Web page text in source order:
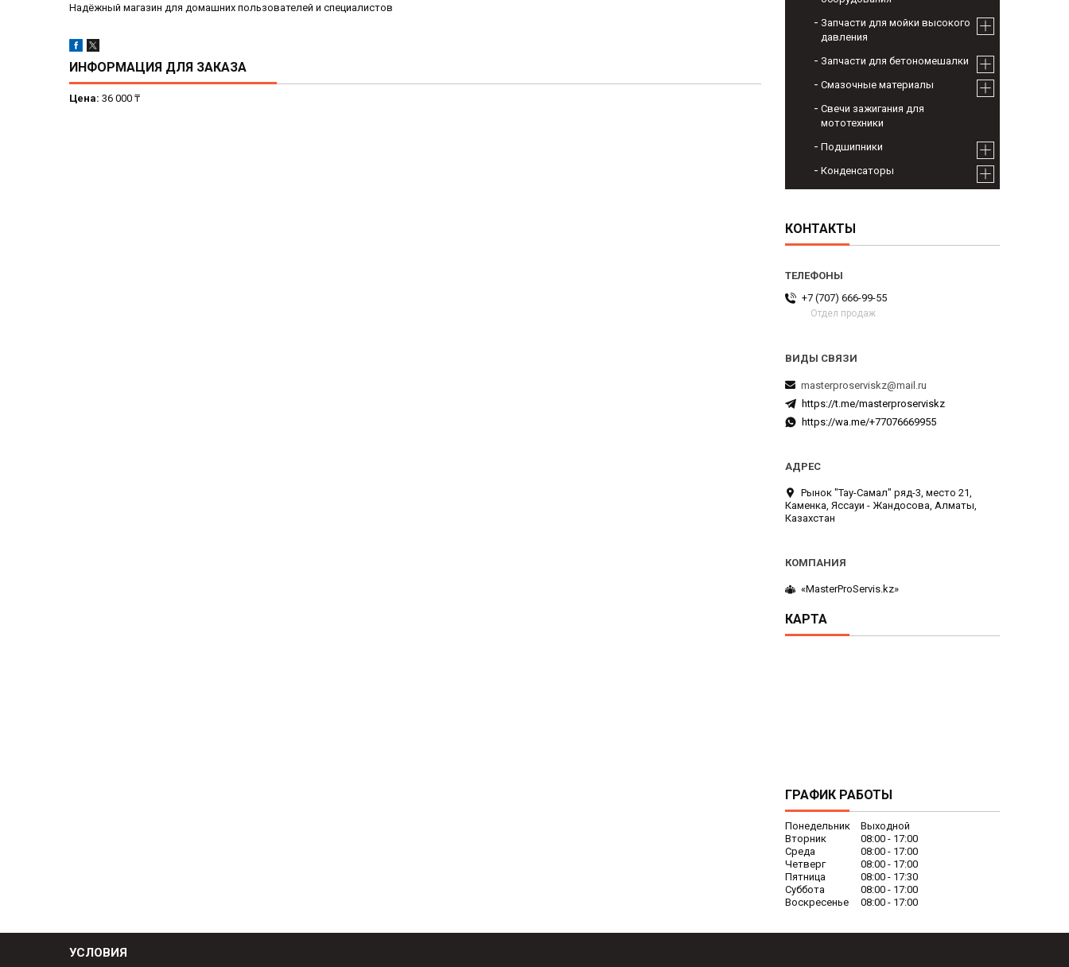
Надёжный магазин для домашних пользователей и специалистов
ИНФОРМАЦИЯ ДЛЯ ЗАКАЗА
Цена: 36 000 ₸
Запчасти для мойки высокого
давления
Запчасти для бетономешалки
Смазочные материалы
Свечи зажигания для
мототехники
Подшипники
Конденсаторы
КОНТАКТЫ
+7 (707) 666-99-55
Отдел продаж
masterproserviskz@mail.ru
https://t.me/masterproserviskz
https://wa.me/+77076669955
Рынок "Тау-Самал" ряд-3, место 21,
Каменка, Яссауи - Жандосова, Алматы,
Казахстан
«MasterProServis.kz»
КАРТА
ГРАФИК РАБОТЫ
Понедельник
Выходной
Вторник
08:00
17:00
Среда
08:00
17:00
Четверг
08:00
17:00
Пятница
08:00
17:30
Суббота
08:00
17:00
Воскресенье
08:00 17:00
УСЛОВИЯ